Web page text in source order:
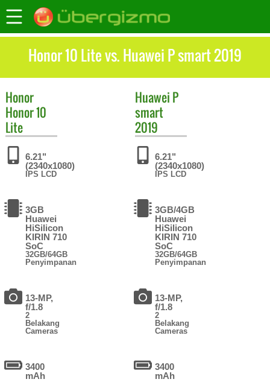
Honor 10 Lite vs. Huawei P smart 2019
Honor
Honor 10
Lite
6.21"
(2340x1080)
IPS LCD
3GB
Huawei
HiSilicon
KIRIN 710
SoC
32GB/64GB
Penyimpanan
13-MP,
f/1.8
2
Belakang
Cameras
3400
mAh
Huawei P
smart
2019
6.21"
(2340x1080)
IPS LCD
3GB/4GB
Huawei
HiSilicon
KIRIN 710
SoC
32GB/64GB
Penyimpanan
13-MP,
f/1.8
2
Belakang
Cameras
3400
mAh